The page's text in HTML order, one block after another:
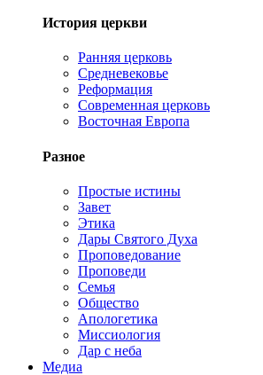
История церкви
Ранняя церковь
Средневековье
Реформация
Современная церковь
Восточная Европа
Разное
Простые истины
Завет
Этика
Дары Святого Духа
Проповедование
Проповеди
Семья
Общество
Апологетика
Миссиология
Дар с неба
Медиа